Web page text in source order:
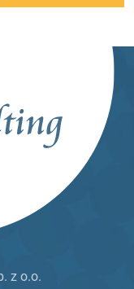
z o.o.